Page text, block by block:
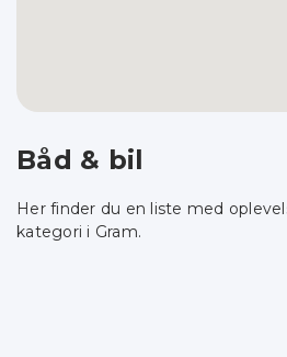
Båd & bil
Her finder du en liste med
kategori i Gram.